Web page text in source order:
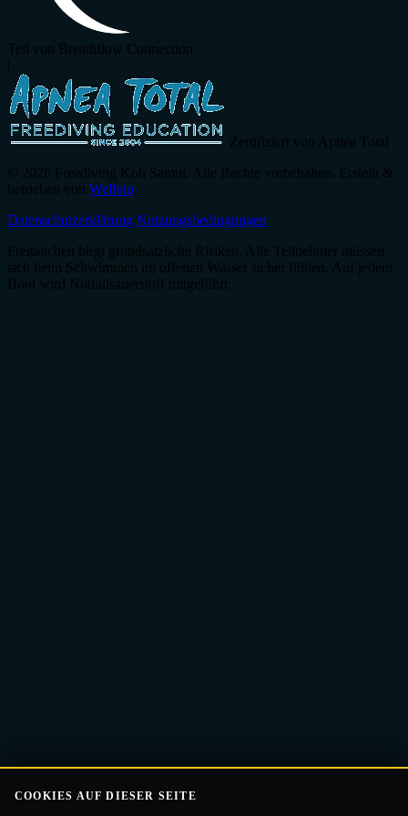
Teil von Breathflow Connection
Zertifiziert von Apnea Total
© 2026 Freediving Koh Samui. Alle Rechte vorbehalten. Erstellt &
betrieben von Wellvio
Datenschutzerklärung Nutzungsbedingungen
Freitauchen birgt grundsätzliche Risiken. Alle Teilnehmer müssen
sich beim Schwimmen im offenen Wasser sicher fühlen. Auf jedem
Boot wird Notfallsauerstoff mitgeführt.
COOKIES AUF DIESER SEITE